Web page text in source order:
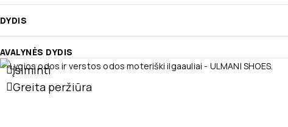
DYDIS
AVALYNĖS DYDIS
Įsiminti
Greita peržiūra